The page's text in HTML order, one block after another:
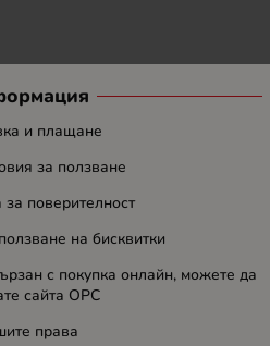
и плащане
за ползване
за поверителност
на бисквитки
с покупка онлайн, можете да
сайта ОРС
права